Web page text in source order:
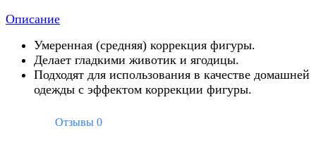
Описание
Умеренная (средняя) коррекция фигуры.
Делает гладкими животик и ягодицы.
Подходят для использования в качестве домашней
одежды с эффектом коррекции фигуры.
Отзывы 0